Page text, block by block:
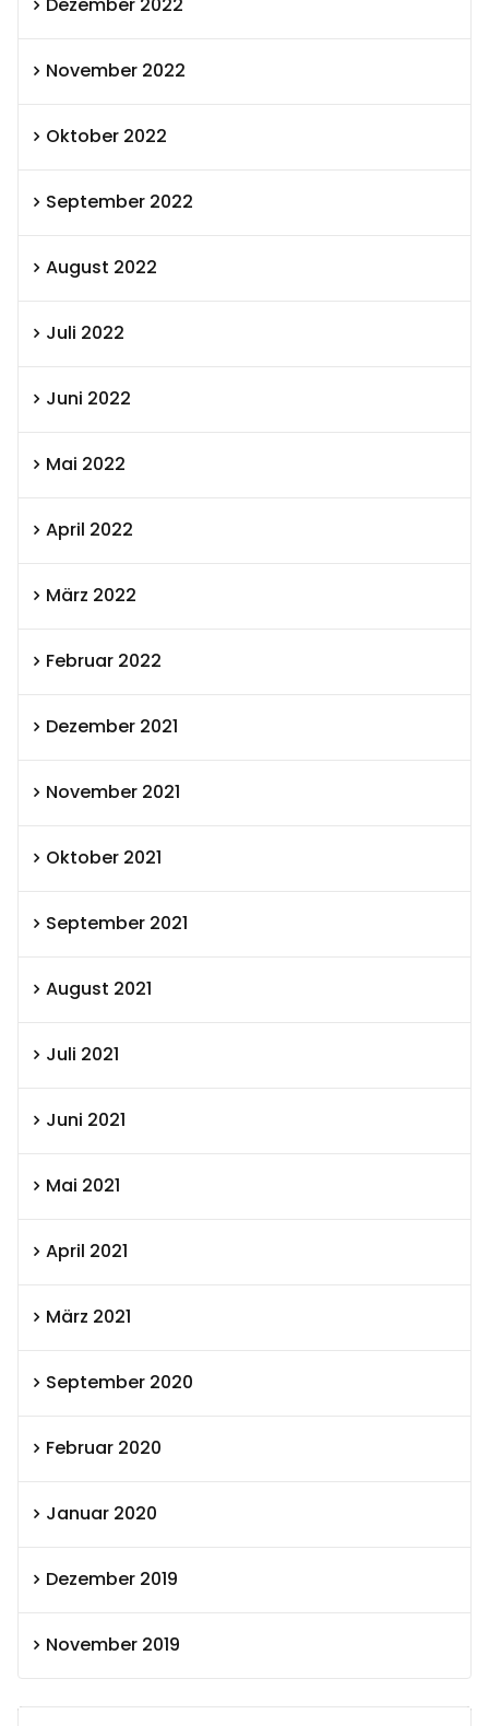
Dezember 2022
November 2022
Oktober 2022
September 2022
August 2022
Juli 2022
Juni 2022
Mai 2022
April 2022
März 2022
Februar 2022
Dezember 2021
November 2021
Oktober 2021
September 2021
August 2021
Juli 2021
Juni 2021
Mai 2021
April 2021
März 2021
September 2020
Februar 2020
Januar 2020
Dezember 2019
November 2019